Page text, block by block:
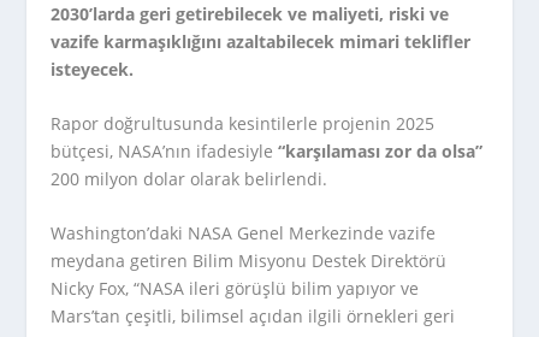
2030’larda geri getirebilecek ve maliyeti, riski ve
vazife karmaşıklığını azaltabilecek mimari teklifler
isteyecek.
Rapor doğrultusunda kesintilerle projenin 2025
bütçesi, NASA’nın ifadesiyle“karşılaması zor da olsa”
200 milyon dolar olarak belirlendi.
Washington’daki NASA Genel Merkezinde vazife
meydana getiren Bilim Misyonu Destek Direktörü
Nicky Fox, “NASA ileri görüşlü bilim yapıyor ve
Mars’tan çeşitli, bilimsel açıdan ilgili örnekleri geri